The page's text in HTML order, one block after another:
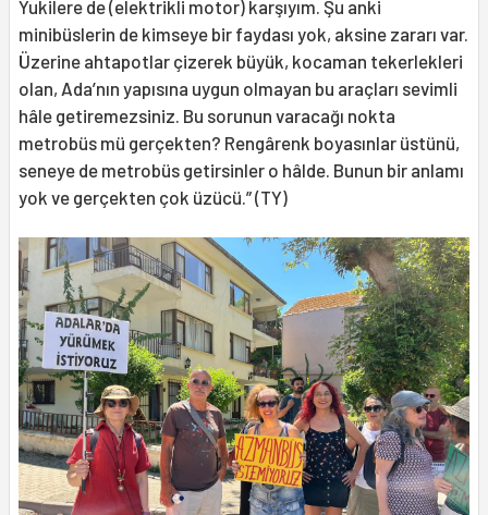
Yukilere de (elektrikli motor) karşıyım. Şu anki
minibüslerin de kimseye bir faydası yok, aksine zararı var.
Üzerine ahtapotlar çizerek büyük, kocaman tekerlekleri
olan, Ada’nın yapısına uygun olmayan bu araçları sevimli
hâle getiremezsiniz. Bu sorunun varacağı nokta
metrobüs mü gerçekten? Rengârenk boyasınlar üstünü,
seneye de metrobüs getirsinler o hâlde. Bunun bir anlamı
yok ve gerçekten çok üzücü.” (TY)